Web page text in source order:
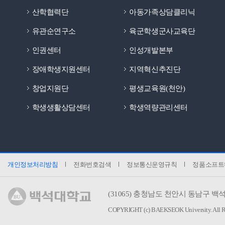
산학협력단 아동가족상담클리닉
유관순연구소 육군학생군사교육단
인권센터 인성개발본부
장애학생지원센터 지역혁신추진단
창업지원단 평생교육원(천안)
학생생활상담센터 학생역량관리센터
개인정보처리방침 전화번호검색 정보통신운영규칙 정품소프
(31065)충청남도 천안시 동남구 백
COPYRIGHT (c) BAEKSEOK University. All